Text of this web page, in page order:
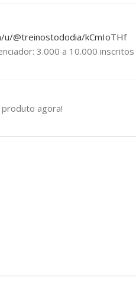
u/@treinostododia/kCmIoTHf
3.000 a 10.000 inscritos
agora!